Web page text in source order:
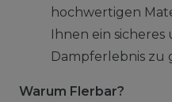
hochwertigen
Ihnen ein sicheres
Dampferlebnis zu
Warum Flerbar?